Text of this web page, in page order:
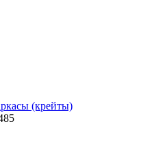
(крейты)